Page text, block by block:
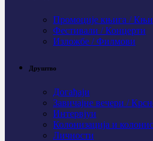
Промоције књига /
Фестивали / Концерти
Изложбе / Филмови
Друштво
Догађаји
Завичајне вечери /
Интервјуи
Колонизација и
Личности